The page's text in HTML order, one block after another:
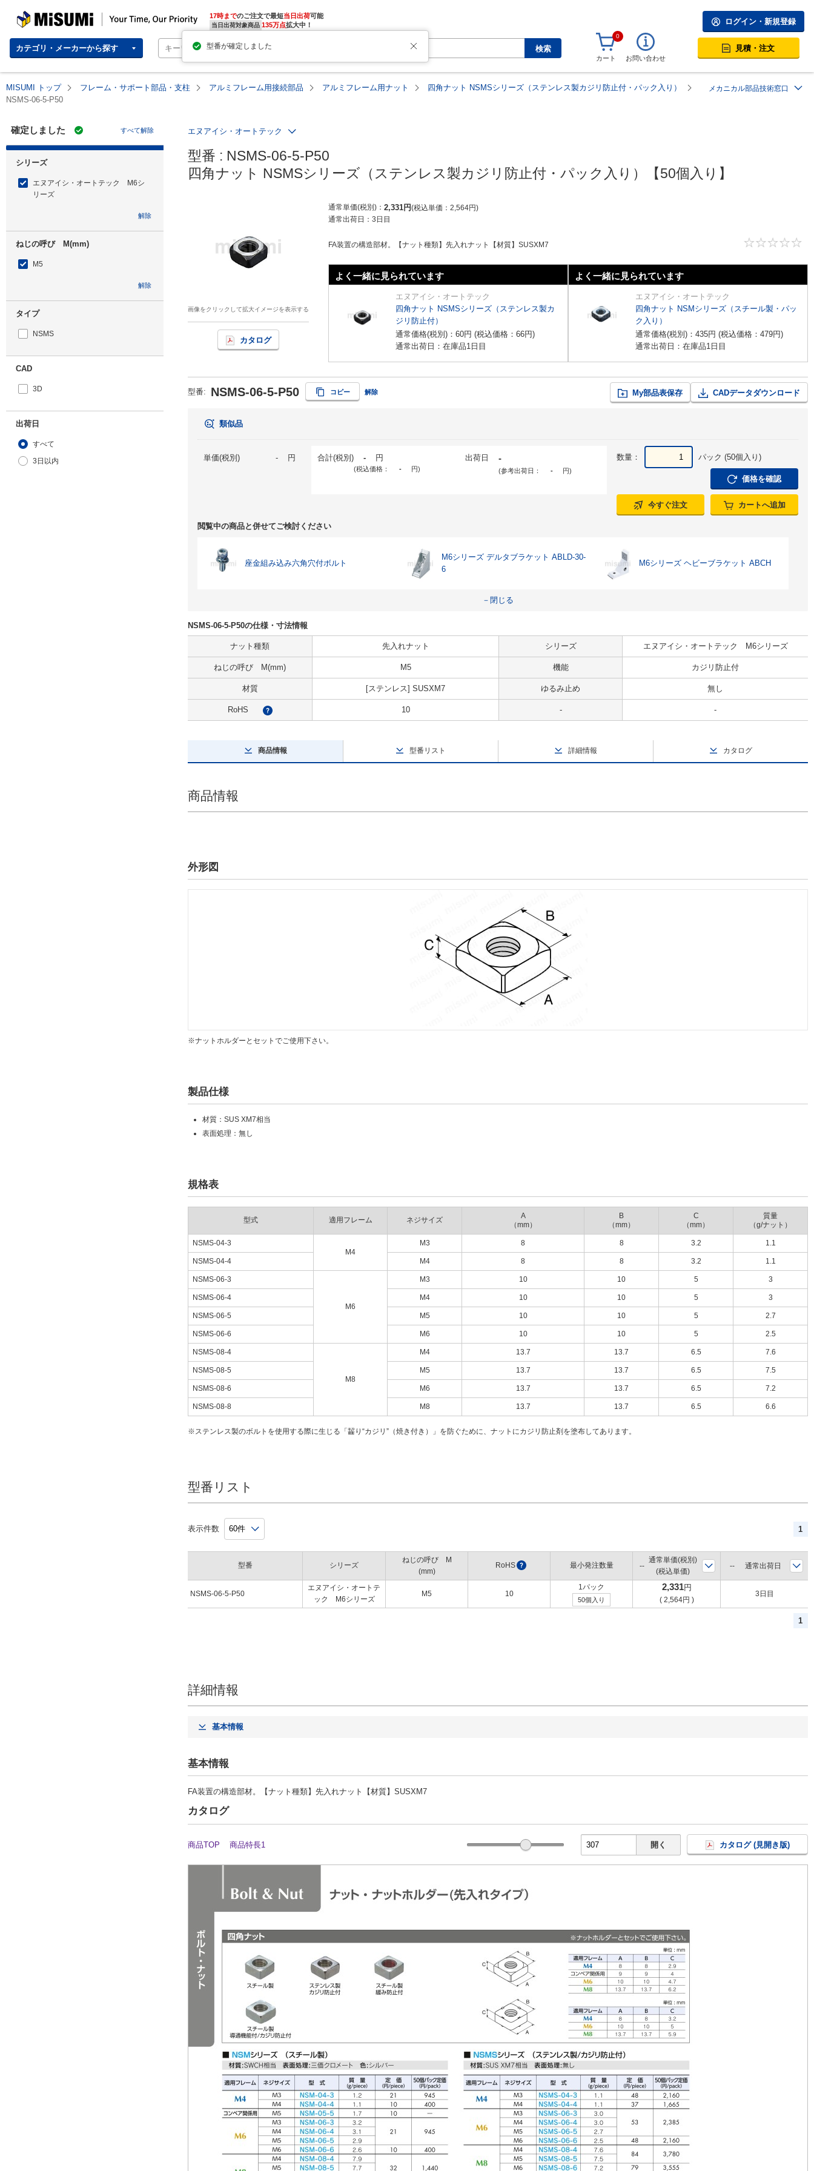
MISUMI | Your Time, Our Priority 17時までのご注文で最短当日出荷
当日出荷対象商品 135万点拡大中！
カテゴリ・メーカーから探す 検索
ログイン・新規登録
0
カート お問い合わせ
見積・注文
MISUMI トップ フレーム・サポート部品・支柱 アルミフレーム用接続部品 アルミフレーム用ナット
四角ナット NSMSシリーズ（ステンレス製カジリ防止付・パック入り）
NSMS-06-5-P50
メカニカル部品技術窓口
確定しました すべて解除
シリーズ
エヌアイシ・オートテック M6シ
リーズ
解除
ねじの呼び M(mm)
M5
解除
タイプ
NSMS
CAD
3D
出荷日
すべて
3日以内
エヌアイシ・オートテック
型番 : NSMS-06-5-P50
四角ナット NSMSシリーズ（ステンレス製カジリ防止付・パック入り）【50個入り】
画像をクリックして拡大イメージを表示する
カタログ
通常単価(税別) 2,331円 税込単価 2,564円
通常出荷日： 3日目
FA装置の構造部材。【ナット種類】先入れナット【材質】SUSXM7
よく一緒に見られています
エヌアイシ・オートテック
四角ナット NSMSシリーズ（ステンレス製カ
ジリ防止付）
通常価格(税別)： 60円 (税込価格： 66円)
通常出荷日：在庫品1日目
よく一緒に見られています
エヌアイシ・オートテック
四角ナット NSMシリーズ（スチール製・パッ
ク入り）
通常価格(税別)： 435円 (税込価格： 479円)
通常出荷日：在庫品1日目
型番: NSMS-06-5-P50 コピー 解除 My部品表保存 CADデータダウンロード
類似品
単価(税別) - 円 合計(税別) - 円
(税込価格： - 円)
出荷日 -
(参考出荷日： - 円)
数量： パック (50個入り)
価格を確認
今すぐ注文 カートへ追加
閲覧中の商品と併せてご検討ください
座金組み込み六角穴付ボルト
M6シリーズ デルタブラケット ABLD-30-
6
M6シリーズ ヘビーブラケット ABCH
－閉じる
NSMS-06-5-P50の仕様・寸法情報
ナット種類 先入れナット シリーズ エヌアイシ・オートテック M6シリーズ
ねじの呼び M(mm) M5 機能 カジリ防止付
材質 [ステンレス] SUSXM7 ゆるみ止め 無し
RoHS ? 10 - -
商品情報 型番リスト 詳細情報 カタログ
商品情報
外形図
※ナットホルダーとセットでご使用下さい。
製品仕様
材質：SUS XM7相当
表面処理：無し
規格表
型式 適用フレーム ネジサイズ
A
（mm）
B
（mm）
C
（mm）
質量
（g/ナット）
NSMS-04-3
M4
M3 8 8 3.2 1.1
NSMS-04-4 M4 8 8 3.2 1.1
NSMS-06-3
M6
M3 10 10 5 3
NSMS-06-4 M4 10 10 5 3
NSMS-06-5 M5 10 10 5 2.7
NSMS-06-6 M6 10 10 5 2.5
NSMS-08-4
M8
M4 13.7 13.7 6.5 7.6
NSMS-08-5 M5 13.7 13.7 6.5 7.5
NSMS-08-6 M6 13.7 13.7 6.5 7.2
NSMS-08-8 M8 13.7 13.7 6.5 6.6
※ステンレス製のボルトを使用する際に生じる「齧り“カジリ”（焼き付き）」を防ぐために、ナットにカジリ防止剤を塗布してあります。
型番リスト
表示件数 1
型番
NSMS-06-5-P50
シリーズ
ねじの呼び M
(mm)
RoHS ? 最小発注数量
エヌアイシ・オートテ
ック M6シリーズ
M5 10
1パック
50個入り
通常単価(税別)
(税込単価)
通常出荷日
2,331円
( 2,564円 )
3日目
1
詳細情報
基本情報
基本情報
FA装置の構造部材。【ナット種類】先入れナット【材質】SUSXM7
カタログ
商品TOP 商品特長1 開く カタログ (見開き版)